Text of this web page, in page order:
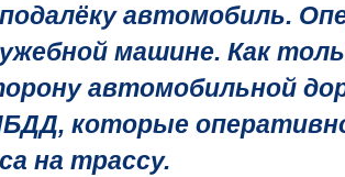
автомобиль.
машине. Как
автомобильной
которые
на трассу.